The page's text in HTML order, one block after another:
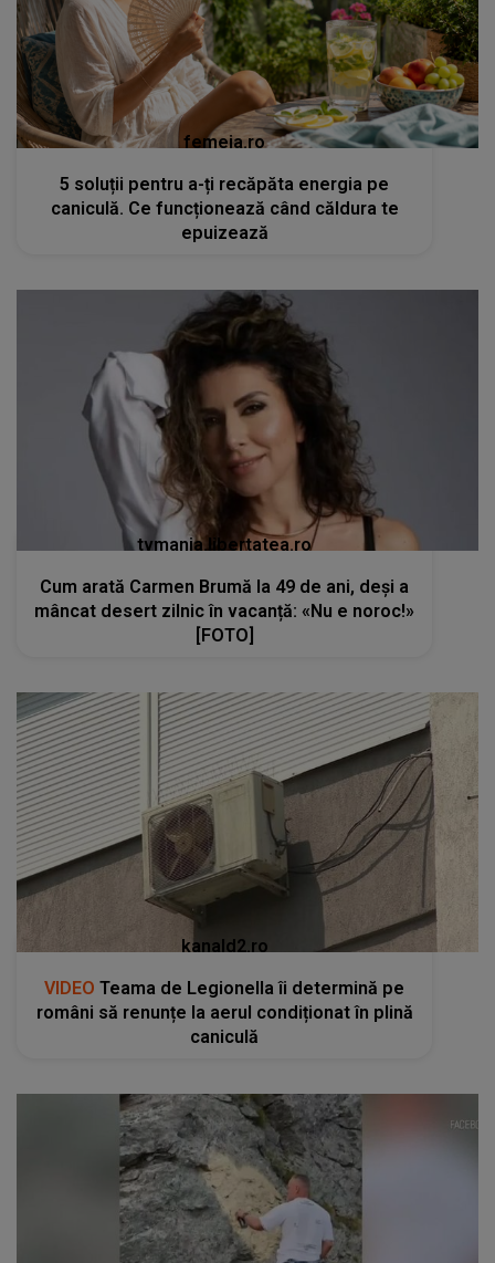
femeia.ro
5 soluții pentru a-ți recăpăta energia pe
caniculă. Ce funcționează când căldura te
epuizează
tvmania.libertatea.ro
Cum arată Carmen Brumă la 49 de ani, deși a
mâncat desert zilnic în vacanță: «Nu e noroc!»
[FOTO]
kanald2.ro
VIDEO Teama de Legionella îi determină pe
români să renunțe la aerul condiționat în plină
caniculă